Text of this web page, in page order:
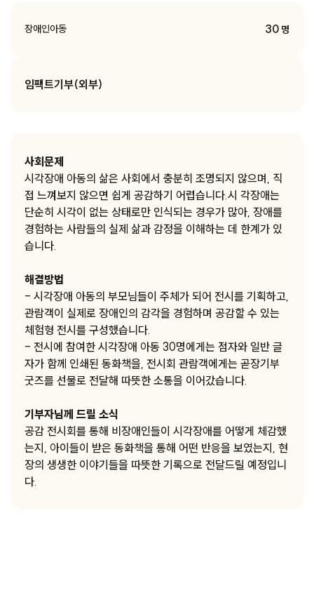
장애인아동 30 명
임팩트기부(외부)
사회문제
시각장애 아동의 삶은 사회에서 충분히 조명되지 않으며, 직
접 느껴보지 않으면 쉽게 공감하기 어렵습니다.시 각장애는
단순히 시각이 없는 상태로만 인식되는 경우가 많아, 장애를
경험하는 사람들의 실제 삶과 감정을 이해하는 데 한계가 있
습니다.
해결방법
- 시각장애 아동의 부모님들이 주체가 되어 전시를 기획하고,
관람객이 실제로 장애인의 감각을 경험하며 공감할 수 있는
체험형 전시를 구성했습니다.
- 전시에 참여한 시각장애 아동 30명에게는 점자와 일반 글
자가 함께 인쇄된 동화책을, 전시회 관람객에게는 곧장기부
굿즈를 선물로 전달해 따뜻한 소통을 이어갔습니다.
기부자님께 드릴 소식
공감 전시회를 통해 비장애인들이 시각장애를 어떻게 체감했
는지, 아이들이 받은 동화책을 통해 어떤 반응을 보였는지, 현
장의 생생한 이야기들을 따뜻한 기록으로 전달드릴 예정입니
다.